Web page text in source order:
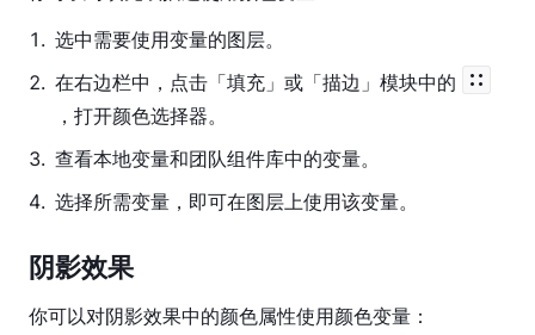
量
使
用
变
件
型
1 . 选中需要使用变量的图层。
2. 在右边栏中，点击「填充」或「描边」模块中的
，打开颜色选择器。
3. 查看本地变量和团队组件库中的变量。
4. 选择所需变量，即可在图层上使用该变量。
阴影效果
你可以对阴影效果中的颜色属性使用颜色变量：